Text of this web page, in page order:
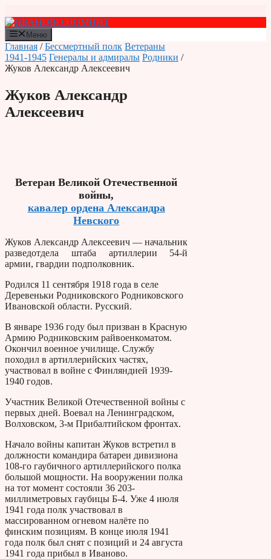
к
содержимому
Меню
Главная /Бессмертный полк Ветераны
1941-1945 Генералы и адмиралы Родники /
Жуков Александр Алексеевич
Жуков Александр
Алексеевич
Ветеран Великой Отечественной
войны,
кавалер ордена Александра
Невского
Жуков Александр Алексеевич — начальник
разведотдела штаба артиллерии 54-й
армии, гвардии подполковник.
Родился 11 сентября 1918 года в селе
Деревеньки Родниковского Родниковского
Ивановской области. Русский.
В январе 1936 году был призван в Красную
Армию Родниковским райвоенкоматом.
Окончил военное училище. Службу
походил в артиллерийских частях,
участвовал в войне с Финляндией 1939-
1940 годов.
Участник Великой Отечественной войны с
первых дней. Воевал на Ленинградском,
Волховском, 3-м Прибалтийском фронтах.
Начало войны капитан Жуков встретил в
должности командира батареи дивизиона
108-го гаубичного артиллерийского полка
большой мощности. На вооружении полка
на тот момент состояли 36 203-
миллиметровых гаубицы Б-4. Уже 4 июля
1941 года полк участвовал в
массированном огневом налёте по
финским позициям. В конце июля 1941
года полк был снят с позиций и 24 августа
1941 года прибыл в Иваново.